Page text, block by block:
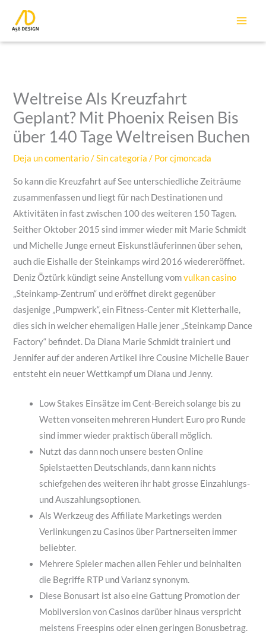
contenido
Weltreise Als Kreuzfahrt
Geplant? Mit Phoenix Reisen Bis
über 140 Tage Weltreisen Buchen
Deja un comentario /Sin categoría / Porcjmoncada
So kann die Kreuzfahrt auf See unterschiedliche Zeiträume
zusammenfassen und liegt für nach Destinationen und
Aktivitäten in fast zwischen 100 des weiteren 150 Tagen.
Seither Oktober 2015 sind immer wieder mit Marie Schmidt
und Michelle Junge erneut Eiskunstläuferinnen über sehen,
auch die Eishalle der Steinkamps wird 2016 wiedereröffnet.
Deniz Öztürk kündigt seine Anstellung vomvulkan casino
„Steinkamp-Zentrum“ und eröffnet direkt gegenüber
dasjenige „Pumpwerk“, ein Fitness-Center mit Kletterhalle,
dies sich in welcher ehemaligen Halle jener „Steinkamp Dance
Factory“ befindet. Da Diana Marie Schmidt trainiert und
Jennifer auf der anderen Artikel ihre Cousine Michelle Bauer
entsteht ein neuer Wettkampf um Diana und Jenny.
Low Stakes Einsätze im Cent-Bereich solange bis zu
Wetten vonseiten mehreren Hundert Euro pro Runde
sind immer wieder praktisch überall möglich.
Nutzt das dann noch unsere besten Online
Spielstaetten Deutschlands, dann kann nichts
schiefgehen des weiteren ihr habt grosse Einzahlungs-
und Auszahlungsoptionen.
Als Werkzeug des Affiliate Marketings werden
Verlinkungen zu Casinos über Partnerseiten immer
beliebter.
Mehrere Spieler machen allen Fehler und beinhalten
die Begriffe RTP und Varianz synonym.
Diese Bonusart ist also eine Gattung Promotion der
Mobilversion von Casinos darüber hinaus verspricht
meistens Freespins oder einen geringen Bonusbetrag.